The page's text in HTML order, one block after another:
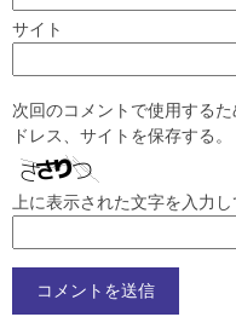
サイト
次回のコメントで使用する
ドレス、サイトを保存する。
上に表示された文字を入力し